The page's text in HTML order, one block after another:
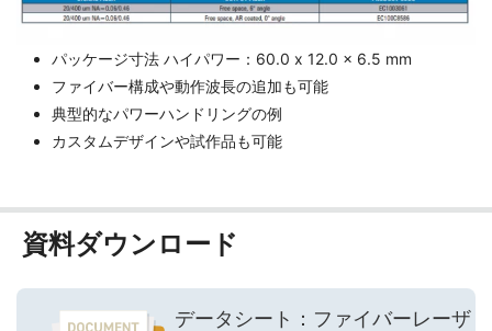
パッケージ寸法 ハイパワー：60.0 x 12.0 x 6.5 mm
ファイバー構成や動作波長の追加も可能
典型的なパワーハンドリングの例
カスタムデザインや試作品も可能
資料ダウンロード
データシート：ファイバーレーザ